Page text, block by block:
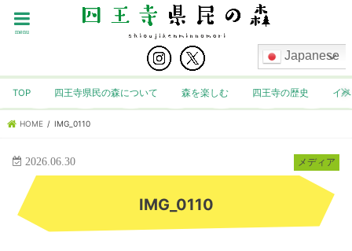
Japanese
menu
TOP 四王寺県民の森について 森を楽しむ 四王寺の歴史 イ
HOME IMG_0110
メディア
2026.06.30
IMG_0110